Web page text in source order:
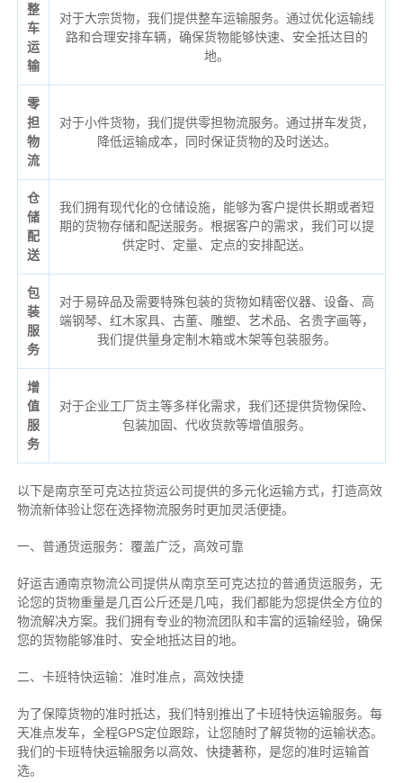
整
车
运
输
对于大宗货物，我们提供整车运输服务。通过优化运输线
路和合理安排车辆，确保货物能够快速、安全抵达目的
地。
零
担
物
流
对于小件货物，我们提供零担物流服务。通过拼车发货，
降低运输成本，同时保证货物的及时送达。
仓
储
配
送
我们拥有现代化的仓储设施，能够为客户提供长期或者短
期的货物存储和配送服务。根据客户的需求，我们可以提
供定时、定量、定点的安排配送。
包
装
服
务
对于易碎品及需要特殊包装的货物如精密仪器、设备、高
端钢琴、红木家具、古董、雕塑、艺术品、名贵字画等，
我们提供量身定制木箱或木架等包装服务。
增
值
服
务
对于企业工厂货主等多样化需求，我们还提供货物保险、
包装加固、代收货款等增值服务。
以下是南京至可克达拉货运公司提供的多元化运输方式，打造高效
物流新体验让您在选择物流服务时更加灵活便捷。
一、普通货运服务：覆盖广泛，高效可靠
好运吉通南京物流公司提供从南京至可克达拉的普通货运服务，无
论您的货物重量是几百公斤还是几吨，我们都能为您提供全方位的
物流解决方案。我们拥有专业的物流团队和丰富的运输经验，确保
您的货物能够准时、安全地抵达目的地。
二、卡班特快运输：准时准点，高效快捷
为了保障货物的准时抵达，我们特别推出了卡班特快运输服务。每
天准点发车，全程GPS定位跟踪，让您随时了解货物的运输状态。
我们的卡班特快运输服务以高效、快捷著称，是您的准时运输首
选。